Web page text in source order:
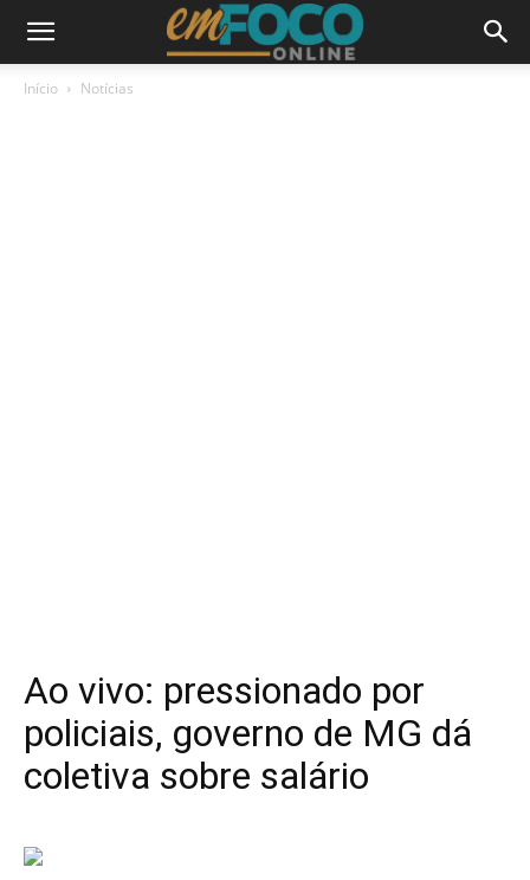
Início Notícias
Ao vivo: pressionado por
policiais, governo de MG dá
coletiva sobre salário